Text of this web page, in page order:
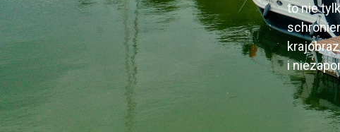
to nie
i